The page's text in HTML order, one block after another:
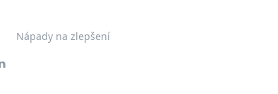
Nápady na zlepšení